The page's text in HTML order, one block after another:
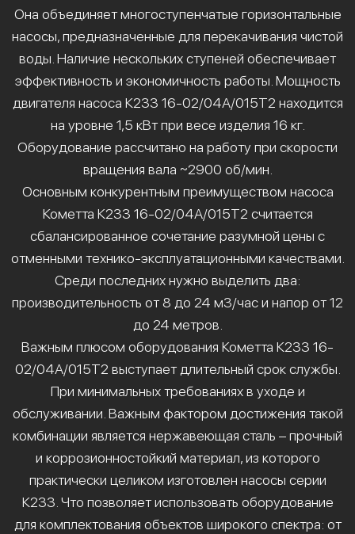
Она объединяет многоступенчатые горизонтальные
насосы, предназначенные для перекачивания чистой
воды. Наличие нескольких ступеней обеспечивает
эффективность и экономичность работы. Мощность
двигателя насоса К233 16-02/04А/015Т2 находится
на уровне 1,5 кВт при весе изделия 16 кг.
Оборудование рассчитано на работу при скорости
вращения вала ~2900 об/мин.
Основным конкурентным преимуществом насоса
Кометта К233 16-02/04А/015Т2 считается
сбалансированное сочетание разумной цены с
отменными технико-эксплуатационными качествами.
Среди последних нужно выделить два:
производительность от 8 до 24 м3/час и напор от 12
до 24 метров.
Важным плюсом оборудования Кометта К233 16-
02/04А/015Т2 выступает длительный срок службы.
При минимальных требованиях в уходе и
обслуживании. Важным фактором достижения такой
комбинации является нержавеющая сталь – прочный
и коррозионностойкий материал, из которого
практически целиком изготовлен насосы серии
К233. Что позволяет использовать оборудование
для комплектования объектов широкого спектра: от